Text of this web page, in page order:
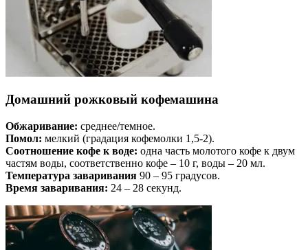
Домашний рожковый кофемашина
Обжаривание: среднее/темное.
Помол: мелкий (градация кофемолки 1,5-2).
Соотношение кофе к воде: одна часть молотого кофе к двум
частям воды, соответственно кофе – 10 г, воды – 20 мл.
Температура заваривания 90 – 95 градусов.
Время заваривания: 24 – 28 секунд.